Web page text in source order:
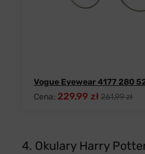
Vogue Eyewear 4177 280
Cena: 229,99 zł261,99 zł
4. Okulary Harry